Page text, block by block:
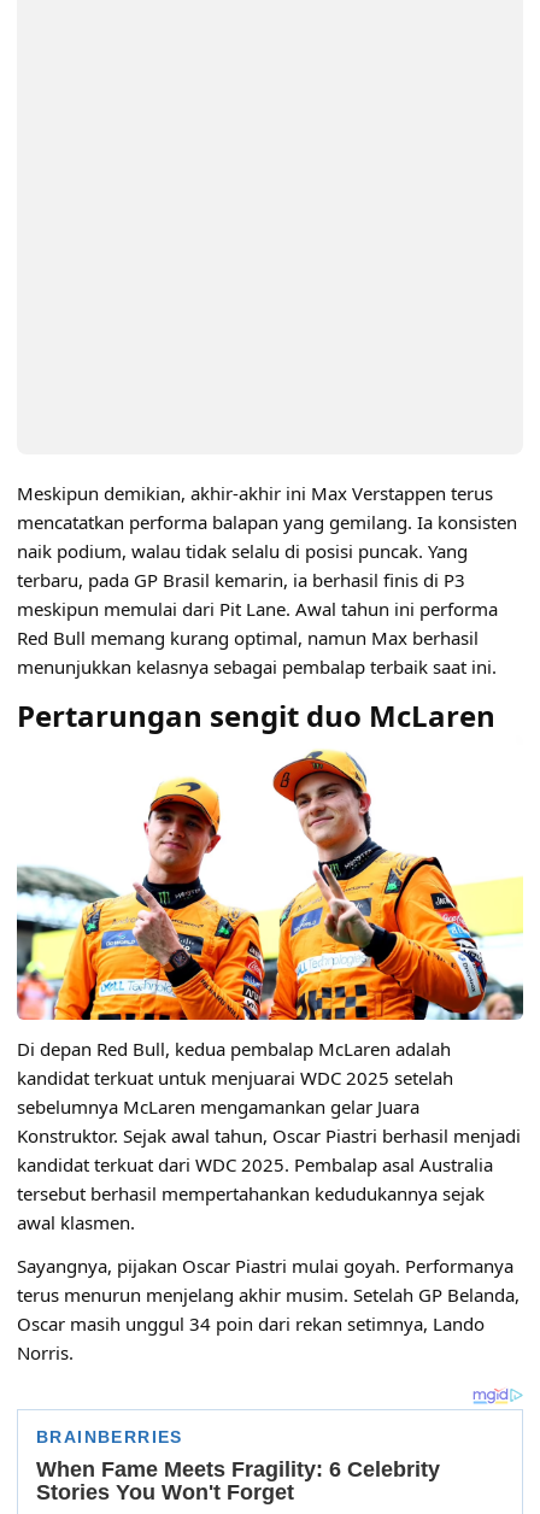
Meskipun demikian, akhir-akhir ini Max Verstappen terus
mencatatkan performa balapan yang gemilang. Ia konsisten
naik podium, walau tidak selalu di posisi puncak. Yang
terbaru, pada GP Brasil kemarin, ia berhasil finis di P3
meskipun memulai dari Pit Lane. Awal tahun ini performa
Red Bull memang kurang optimal, namun Max berhasil
menunjukkan kelasnya sebagai pembalap terbaik saat ini.
Pertarungan sengit duo McLaren
Di depan Red Bull, kedua pembalap McLaren adalah
kandidat terkuat untuk menjuarai WDC 2025 setelah
sebelumnya McLaren mengamankan gelar Juara
Konstruktor. Sejak awal tahun, Oscar Piastri berhasil menjadi
kandidat terkuat dari WDC 2025. Pembalap asal Australia
tersebut berhasil mempertahankan kedudukannya sejak
awal klasmen.
Sayangnya, pijakan Oscar Piastri mulai goyah. Performanya
terus menurun menjelang akhir musim. Setelah GP Belanda,
Oscar masih unggul 34 poin dari rekan setimnya, Lando
Norris.